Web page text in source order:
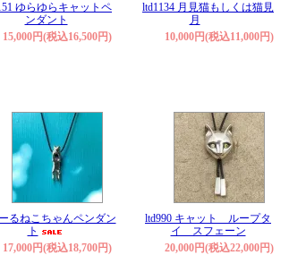
ゆらゆらキャットペ
ンダント
15,000円(税込16,500円)
ltd1134 月見猫もしくは猫見
月
10,000円(税込11,000円)
るねこちゃんペンダン
ト
17,000円(税込18,700円)
ltd990 キャット ループタ
イ スフェーン
20,000円(税込22,000円)